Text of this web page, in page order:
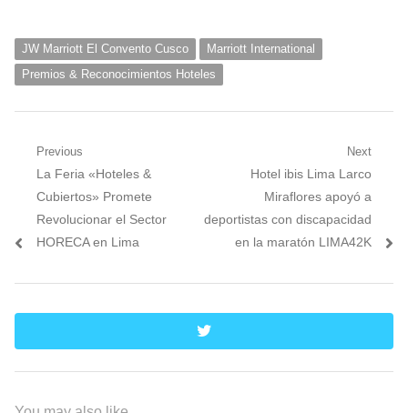
JW Marriott El Convento Cusco
Marriott International
Premios & Reconocimientos Hoteles
Navegación
entradas
Previous
Previous
post:
La Feria «Hoteles &
Cubiertos» Promete
Revolucionar el Sector
HORECA en Lima
Next
Next
post:
Hotel ibis Lima Larco
Miraflores apoyó a
deportistas con discapacidad
en la maratón LIMA42K
twitter